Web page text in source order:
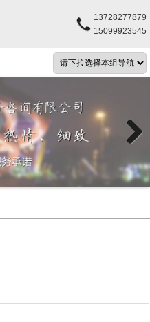
13728277879
15099923545